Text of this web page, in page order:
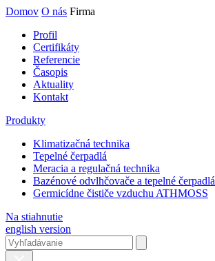
Domov O nás Firma
Profil
Certifikáty
Referencie
Časopis
Aktuality
Kontakt
Produkty
Klimatizačná technika
Tepelné čerpadlá
Meracia a regulačná technika
Bazénové odvlhčovače a tepelné čerpadlá
Germicídne čističe vzduchu ATHMOSS
Na stiahnutie
english version